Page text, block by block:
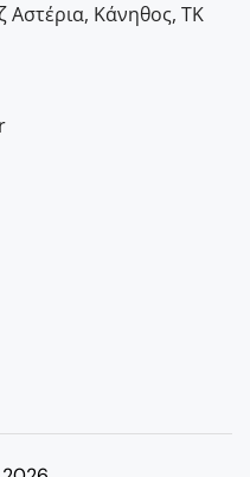
Κάνηθος, ΤΚ